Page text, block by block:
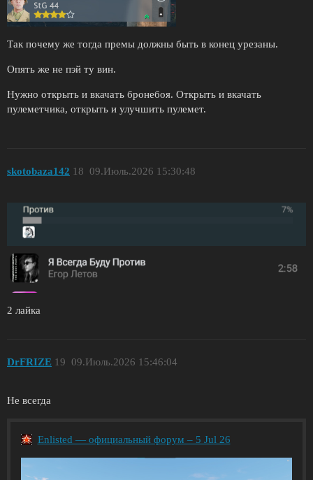
Так почему же тогда премы должны быть в конец урезаны.
Опять же не пэй ту вин.
Нужно открыть и вкачать бронебоя. Открыть и вкачать
пулеметчика, открыть и улучшить пулемет.
skotobaza142 09.Июль.2026 15:30:48
18
2 лайка
DrFRIZE 09.Июль.2026 15:46:04
19
Не всегда
Enlisted — официальный форум – 5 Jul 26